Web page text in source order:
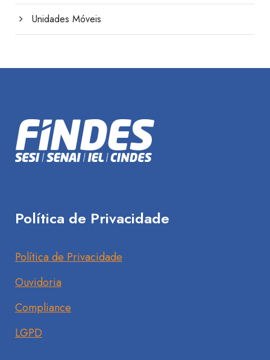
Unidades Móveis
Política de Privacidade
Política de Privacidade
Ouvidoria
Compliance
LGPD